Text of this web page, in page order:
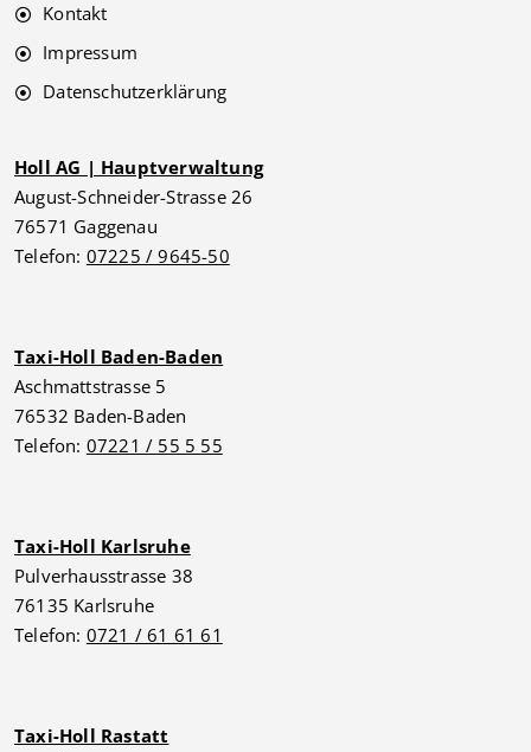
Kontakt
Impressum
Datenschutzerklärung
Holl AG | Hauptverwaltung
August-Schneider-Strasse 26
76571 Gaggenau
Telefon: 07225 / 9645-50
Taxi-Holl Baden-Baden
Aschmattstrasse 5
76532 Baden-Baden
Telefon: 07221 / 55 5 55
Taxi-Holl Karlsruhe
Pulverhausstrasse 38
76135 Karlsruhe
Telefon: 0721 / 61 61 61
Taxi-Holl Rastatt